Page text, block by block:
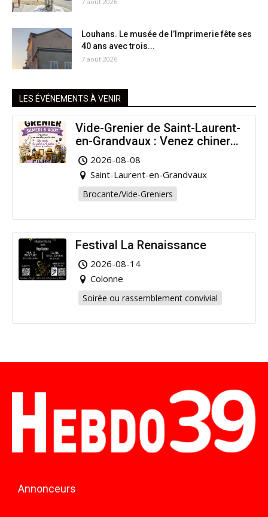
Louhans. Le musée de l’Imprimerie fête ses
40 ans avec trois...
7 août 2026
LES ÉVÉNEMENTS À VENIR
Vide-Grenier de Saint-Laurent-
en-Grandvaux : Venez chiner
pour la bonne cause !
2026-08-08
Saint-Laurent-en-Grandvaux
Brocante/Vide-Greniers
Festival La Renaissance
2026-08-14
Colonne
Soirée ou rassemblement convivial